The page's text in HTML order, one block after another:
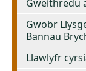
Gweithredu
Gwobr
Bannau
Llawlyfr